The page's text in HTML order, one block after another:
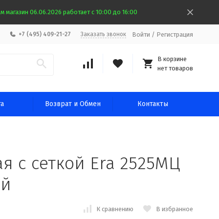
магазин 06.06.2026 работает с 10:00 до 16:00
+7 (495) 409-21-27 Заказать звонок Войти / Регистрация
В корзине
нет товаров
Возврат и Обмен Контакты
с сеткой Era 2525МЦ
К сравнению В избранное